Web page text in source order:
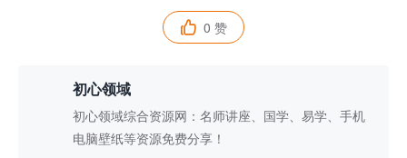
 0 赞
初心领域
初心领域综合资源网：名师讲座、国学、易学、手机
电脑壁纸等资源免费分享！